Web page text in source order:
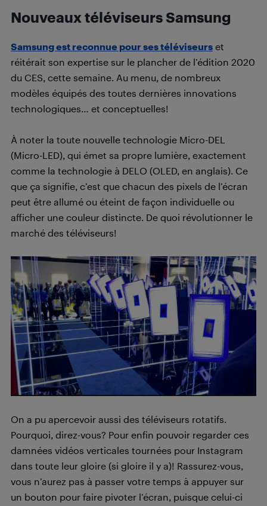
Nouveaux téléviseurs Samsung
Samsung est reconnue pour ses téléviseurs et
réitérait son expertise sur le plancher de l’édition 2020
du CES, cette semaine. Au menu, de nombreux
modèles équipés des toutes dernières innovations
technologiques… et conceptuelles!
À noter la toute nouvelle technologie Micro-DEL
(Micro-LED), qui émet sa propre lumière, exactement
comme la technologie à DELO (OLED, en anglais). Ce
que ça signifie, c’est que chacun des pixels de l’écran
peut être allumé ou éteint de façon individuelle ou
afficher une couleur distincte. De quoi révolutionner le
marché des téléviseurs!
On a pu apercevoir aussi des téléviseurs rotatifs.
Pourquoi, direz-vous? Pour enfin pouvoir regarder ces
damnées vidéos verticales tournées pour Instagram
dans toute leur gloire (si gloire il y a)! Rassurez-vous,
vous n’aurez pas à passer votre temps à appuyer sur
un bouton pour faire pivoter l’écran, puisque celui-ci